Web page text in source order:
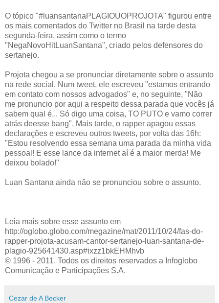
O tópico "#luansantanaPLAGIOUOPROJOTA" figurou entre
os mais comentados do Twitter no Brasil na tarde desta
segunda-feira, assim como o termo
"NegaNovoHitLuanSantana", criado pelos defensores do
sertanejo.
Projota chegou a se pronunciar diretamente sobre o assunto
na rede social. Num tweet, ele escreveu "estamos entrando
em contato com nossos advogados" e, no seguinte, "Não
me pronuncio por aqui a respeito dessa parada que vocês já
sabem qual é... Só digo uma coisa, TO PUTO e vamo correr
atrás deesse bang". Mais tarde, o rapper apagou essas
declarações e escreveu outros tweets, por volta das 16h:
"Estou resolvendo essa semana uma parada da minha vida
pessoal! E esse lance da internet aí é a maior merda! Me
deixou bolado!"
Luan Santana ainda não se pronunciou sobre o assunto.
Leia mais sobre esse assunto em
http://oglobo.globo.com/megazine/mat/2011/10/24/fas-do-
rapper-projota-acusam-cantor-sertanejo-luan-santana-de-
plagio-925641430.asp#ixzz1bkEHMhvb
© 1996 - 2011. Todos os direitos reservados a Infoglobo
Comunicação e Participações S.A.
Cezar de A Becker